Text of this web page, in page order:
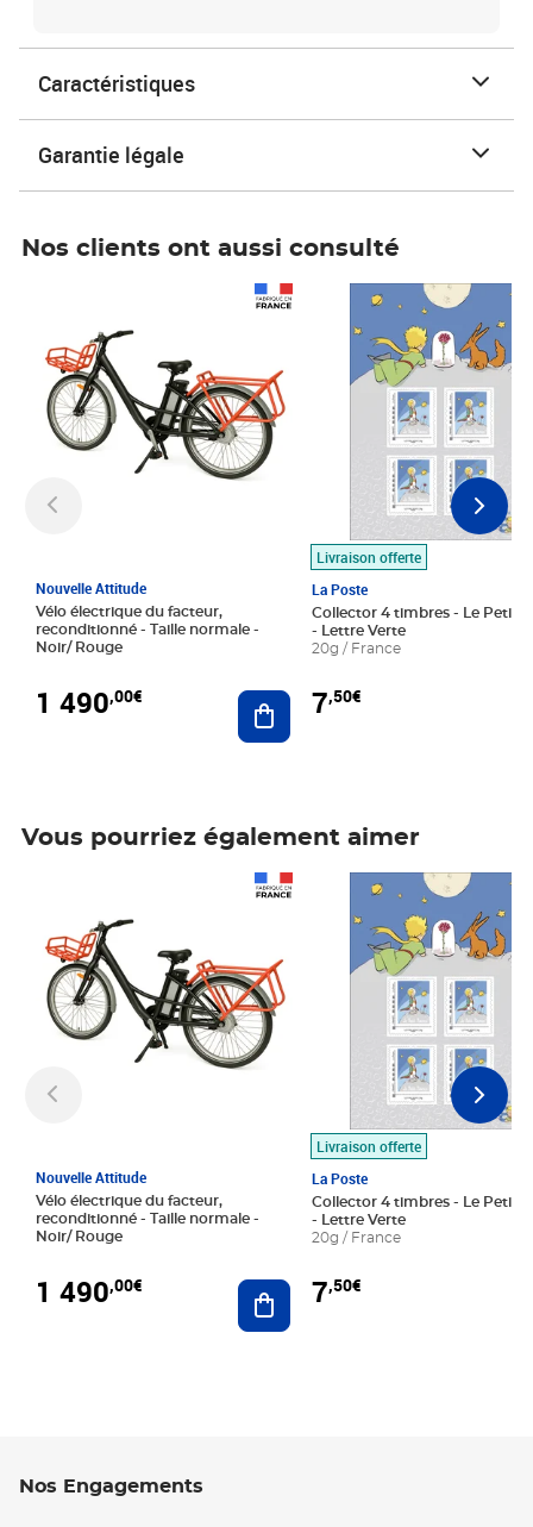
Caractéristiques
Garantie légale
Nos clients ont aussi consulté
Nouvelle Attitude
Vélo électrique du facteur,
reconditionné - Taille normale -
Noir/ Rouge
1 490,00€ Ajouter au panier
Livraison offerte
La Poste
Collector 4 timbres - Le Petit
- Lettre Verte
20g / France
7,50€
Prix 7,50€
Vous pourriez également aimer
Nouvelle Attitude
Vélo électrique du facteur,
reconditionné - Taille normale -
Noir/ Rouge
1 490,00€ Ajouter au panier
Livraison offerte
La Poste
Collector 4 timbres - Le Petit
- Lettre Verte
20g / France
7,50€
Prix 7,50€
Nos Engagements